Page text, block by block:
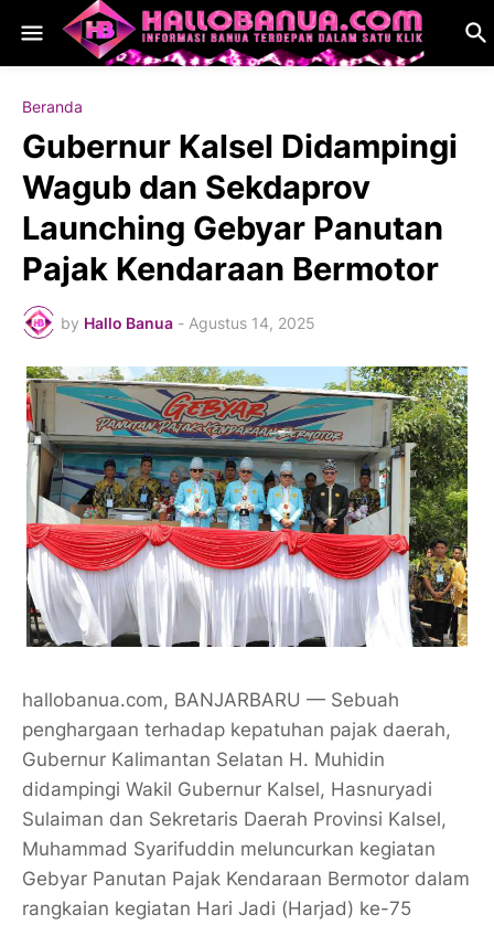
Beranda
Gubernur Kalsel Didampingi
Wagub dan Sekdaprov
Launching Gebyar Panutan
Pajak Kendaraan Bermotor
by Hallo Banua - Agustus 14, 2025
hallobanua.com, BANJARBARU — Sebuah
penghargaan terhadap kepatuhan pajak daerah,
Gubernur Kalimantan Selatan H. Muhidin
didampingi Wakil Gubernur Kalsel, Hasnuryadi
Sulaiman dan Sekretaris Daerah Provinsi Kalsel,
Muhammad Syarifuddin meluncurkan kegiatan
Gebyar Panutan Pajak Kendaraan Bermotor dalam
rangkaian kegiatan Hari Jadi (Harjad) ke-75